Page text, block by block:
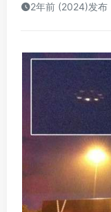
2年前 (2024)发布